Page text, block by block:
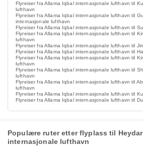
Flyreiser fra Allama Iqbal internasjonale lufthavn til
lufthavn
Flyreiser fra Allama Iqbal internasjonale lufthavn til
internasjonale lufthavn
Flyreiser fra Allama Iqbal internasjonale lufthavn til
Flyreiser fra Allama Iqbal internasjonale lufthavn til
lufthavn
Flyreiser fra Allama Iqbal internasjonale lufthavn til
Flyreiser fra Allama Iqbal internasjonale lufthavn til
Flyreiser fra Allama Iqbal internasjonale lufthavn til
lufthavn
Flyreiser fra Allama Iqbal internasjonale lufthavn til
lufthavn
Flyreiser fra Allama Iqbal internasjonale lufthavn til
lufthavn
Flyreiser fra Allama Iqbal internasjonale lufthavn til
Flyreiser fra Allama Iqbal internasjonale lufthavn til
Populære ruter etter flyplass til
internasjonale lufthavn